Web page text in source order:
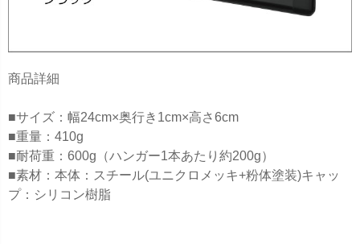
商品詳細
■サイズ：幅24cm×奥行き1cm×高さ6cm
■重量：410g
■耐荷重：600g（ハンガー1本あたり約200g）
■素材：本体：スチール(ユニクロメッキ+粉体塗装)キャッ
プ：シリコン樹脂